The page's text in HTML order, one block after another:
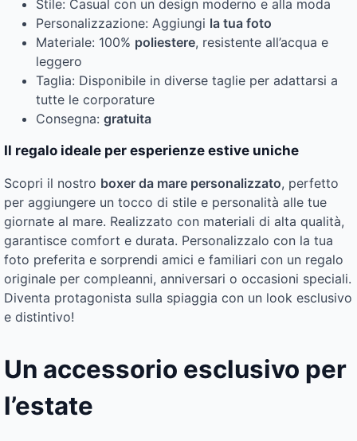
Stile: Casual con un design moderno e alla moda
Personalizzazione: Aggiungi la tua foto
Materiale: 100% poliestere, resistente all’acqua e
leggero
Taglia: Disponibile in diverse taglie per adattarsi a
tutte le corporature
Consegna: gratuita
Il regalo ideale per esperienze estive uniche
Scopri il nostro boxer da mare personalizzato, perfetto
per aggiungere un tocco di stile e personalità alle tue
giornate al mare. Realizzato con materiali di alta qualità,
garantisce comfort e durata. Personalizzalo con la tua
foto preferita e sorprendi amici e familiari con un regalo
originale per compleanni, anniversari o occasioni speciali.
Diventa protagonista sulla spiaggia con un look esclusivo
e distintivo!
Un accessorio esclusivo per
l’estate